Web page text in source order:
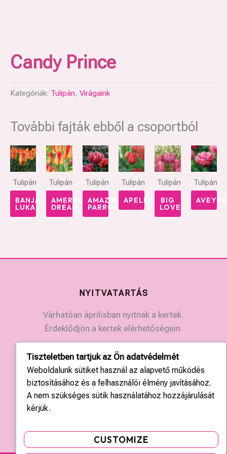
Candy Prince
Kategóriák: Tulipán, Virágaink
További fajták ebből a csoportból
Tulipán
BANJA
LUKA
Tulipán
AMERICAN
DREAM
Tulipán
AMAZING
PARROT
Tulipán
APELDOORN
Tulipán
BIG
LOVE
Tulipán
NYITVATARTÁS
Várhatóan áprilisban nyitnak a kertek.
Érdeklődjön a kertek elérhetőségein.
KAPCSOLAT
Országos központ: +36 20 428 3010
kapcsolat@tulipgarden.hu
Tiszteletben tartjuk az Ön adatvédelmét
Weboldalunk sütiket használ az alapvető működés
biztosításához és a felhasználói élmény javításához.
A nem szükséges sütik használatához hozzájárulását
kérjük.
CUSTOMIZE